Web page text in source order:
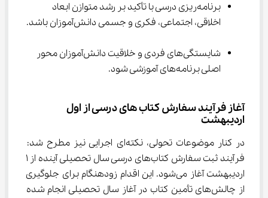
برنامه‌ریزی درسی با تأکید بر رشد متوازن ابعاد
اخلاقی، اجتماعی، فکری و جسمی دانش‌آموزان باشد.
شایستگی‌های فردی و خلاقیت دانش‌آموزان محور
اصلی برنامه‌های آموزشی شود.
آغاز فرآیند سفارش کتاب های درسی از اول
اردیبهشت
در کنار موضوعات تحولی، نکته‌ای اجرایی نیز مطرح شد:
اردیبهشت آغاز می‌شود. این اقدام زودهنگام برای جلوگیری
از چالش‌های تأمین کتاب در آغاز سال تحصیلی انجام شده